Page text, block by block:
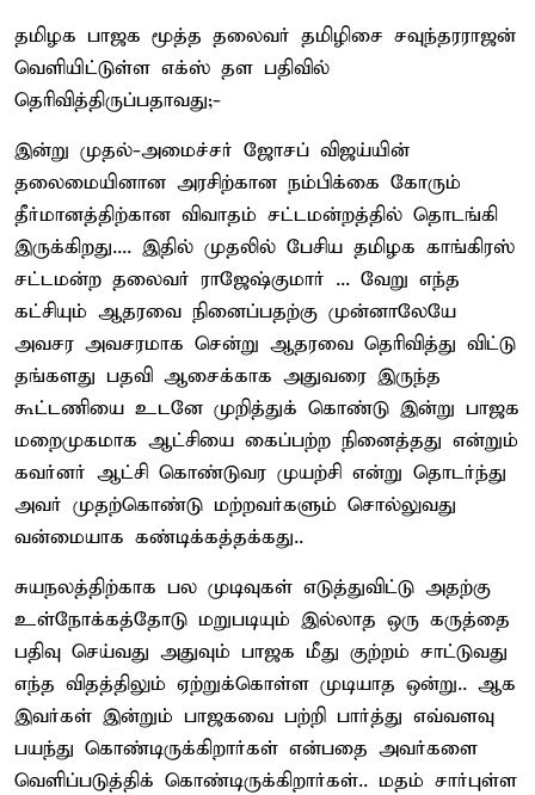
தமிழக பாஜக மூத்த தலைவர் தமிழிசை சவுந்தரராஜன்
வெளியிட்டுள்ள எக்ஸ் தள பதிவில்
தெரிவித்திருப்பதாவது;-
இன்று முதல்-அமைச்சர் ஜோசப் விஜய்யின்
தலைமையினான அரசிற்கான நம்பிக்கை கோரும்
தீர்மானத்திற்கான விவாதம் சட்டமன்றத்தில் தொடங்கி
இருக்கிறது.... இதில் முதலில் பேசிய தமிழக காங்கிரஸ்
சட்டமன்ற தலைவர் ராஜேஷ்குமார் ... வேறு எந்த
கட்சியும் ஆதரவை நினைப்பதற்கு முன்னாலேயே
அவசர அவசரமாக சென்று ஆதரவை தெரிவித்து விட்டு
தங்களது பதவி ஆசைக்காக அதுவரை இருந்த
கூட்டணியை உடனே முறித்துக் கொண்டு இன்று பாஜக
மறைமுகமாக ஆட்சியை கைப்பற்ற நினைத்தது என்றும்
கவர்னர் ஆட்சி கொண்டுவர முயற்சி என்று தொடர்ந்து
அவர் முதற்கொண்டு மற்றவர்களும் சொல்லுவது
வன்மையாக கண்டிக்கத்தக்கது..
சுயநலத்திற்காக பல முடிவுகள் எடுத்துவிட்டு அதற்கு
உள்நோக்கத்தோடு மறுபடியும் இல்லாத ஒரு கருத்தை
பதிவு செய்வது அதுவும் பாஜக மீது குற்றம் சாட்டுவது
எந்த விதத்திலும் ஏற்றுக்கொள்ள முடியாத ஒன்று.. ஆக
இவர்கள் இன்றும் பாஜகவை பற்றி பார்த்து எவ்வளவு
பயந்து கொண்டிருக்கிறார்கள் என்பதை அவர்களை
வெளிப்படுத்திக் கொண்டிருக்கிறார்கள்.. மதம் சார்புள்ள